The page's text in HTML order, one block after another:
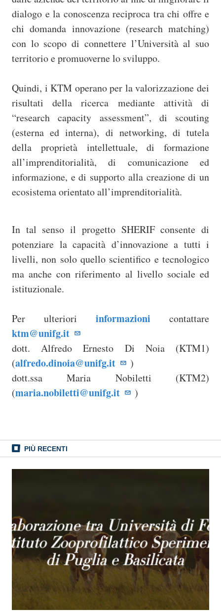
dialogo e la conoscenza reciproca tra chi offre e
chi domanda innovazione (research matching)
con lo scopo di connettere l’Università al suo
territorio e promuoverne lo sviluppo.
Quindi, i KTM operano per la valorizzazione dei
risultati della ricerca mediante attività di
“research capacity assessment”, di scouting
(esterna ed interna), di networking, di tutela
della proprietà intellettuale, di formazione
all’imprenditorialità, di comunicazione ed
informazione, e di supporto alla creazione di un
ecosistema orientato all’imprenditorialità.
In tal senso il progetto SHERIF consente di
potenziare la capacità d’innovazione a tutti i
livelli, non solo quello scientifico e tecnologico
ma anche con riferimento al livello sociale ed
istituzionale.
Per ulteriori informazioni contattare
ktm@unifg.it
dott. Alfredo Ernesto Di Noia (KTM1)
(alfredo.dinoia@unifg.it
)
dott.ssa Maria Nobiletti (KTM2)
(maria.nobiletti@unifg.it )
PIÙ RECENTI